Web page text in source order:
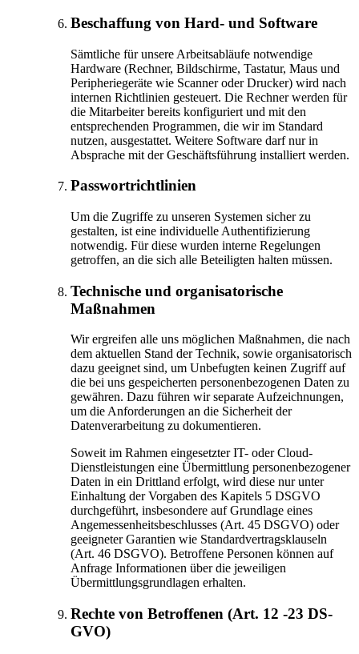
Beschaffung von Hard- und Software
Sämtliche für unsere Arbeitsabläufe notwendige
Hardware (Rechner, Bildschirme, Tastatur, Maus und
Peripheriegeräte wie Scanner oder Drucker) wird nach
internen Richtlinien gesteuert. Die Rechner werden für
die Mitarbeiter bereits konfiguriert und mit den
entsprechenden Programmen, die wir im Standard
nutzen, ausgestattet. Weitere Software darf nur in
Absprache mit der Geschäftsführung installiert werden.
Passwortrichtlinien
Um die Zugriffe zu unseren Systemen sicher zu
gestalten, ist eine individuelle Authentifizierung
notwendig. Für diese wurden interne Regelungen
getroffen, an die sich alle Beteiligten halten müssen.
Technische und organisatorische
Maßnahmen
Wir ergreifen alle uns möglichen Maßnahmen, die nach
dem aktuellen Stand der Technik, sowie organisatorisch
dazu geeignet sind, um Unbefugten keinen Zugriff auf
die bei uns gespeicherten personenbezogenen Daten zu
gewähren. Dazu führen wir separate Aufzeichnungen,
um die Anforderungen an die Sicherheit der
Datenverarbeitung zu dokumentieren.
Soweit im Rahmen eingesetzter IT- oder Cloud-
Dienstleistungen eine Übermittlung personenbezogener
Daten in ein Drittland erfolgt, wird diese nur unter
Einhaltung der Vorgaben des Kapitels 5 DSGVO
durchgeführt, insbesondere auf Grundlage eines
Angemessenheitsbeschlusses (Art. 45 DSGVO) oder
geeigneter Garantien wie Standardvertragsklauseln
(Art. 46 DSGVO). Betroffene Personen können auf
Anfrage Informationen über die jeweiligen
Übermittlungsgrundlagen erhalten.
Rechte von Betroffenen (Art. 12 -23 DS-
GVO)